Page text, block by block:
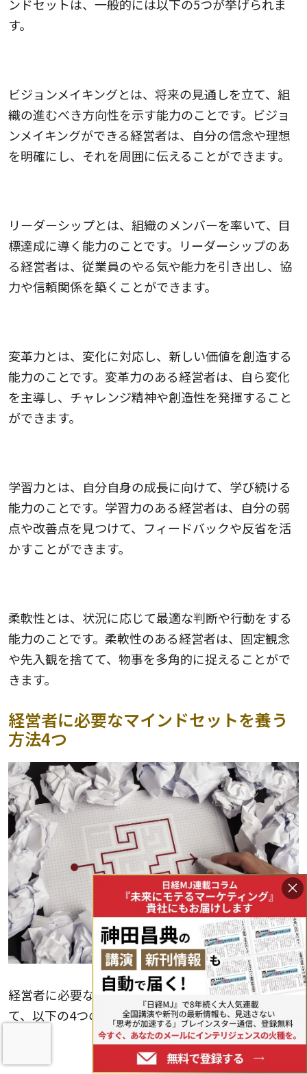
ンドセットは、一般的には以下の5つが挙げられま
す。
ビジョンメイキングとは、将来の見通しを立て、組
織の進むべき方向性を示す能力のことです。ビジョ
ンメイキングができる経営者は、自分の信念や理想
を明確にし、それを周囲に伝えることができます。
リーダーシップとは、組織のメンバーを率いて、目
標達成に導く能力のことです。リーダーシップのあ
る経営者は、従業員のやる気や能力を引き出し、協
力や信頼関係を築くことができます。
変革力とは、変化に対応し、新しい価値を創造する
能力のことです。変革力のある経営者は、自ら変化
を主導し、チャレンジ精神や創造性を発揮すること
ができます。
学習力とは、自分自身の成長に向けて、学び続ける
能力のことです。学習力のある経営者は、自分の弱
点や改善点を見つけて、フィードバックや反省を活
かすことができます。
柔軟性とは、状況に応じて最適な判断や行動をする
能力のことです。柔軟性のある経営者は、固定観念
や先入観を捨てて、物事を多角的に捉えることがで
きます。
経営者に必要なマインドセットを養う
方法4つ
経営者に必要なマインドセットを養う方法につい
て、以下の4つの方法を紹介します。
×